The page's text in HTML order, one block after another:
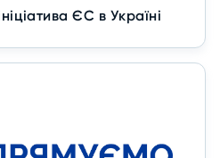
ЄС в Україні